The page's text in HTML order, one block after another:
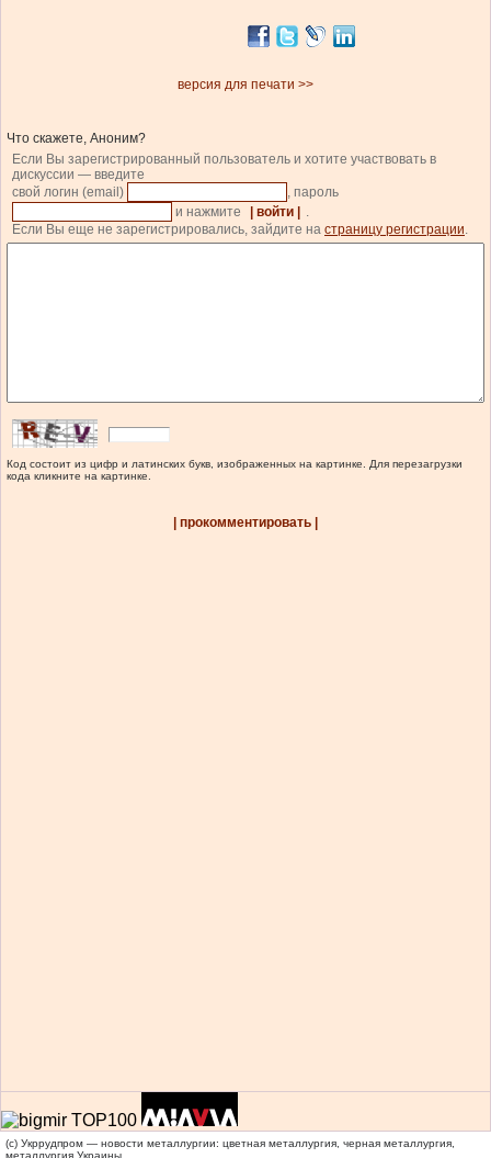
версия для печати >>
Что скажете, Аноним?
Если Вы зарегистрированный пользователь и хотите участвовать в
дискуссии — введите
свой логин (email)
, пароль
и нажмите
| войти |
.
Если Вы еще не зарегистрировались, зайдите на страницу регистрации.
Код состоит из цифр и латинских букв, изображенных на картинке. Для перезагрузки
кода кликните на картинке.
| прокомментировать |
(c) Укррудпром — новости металлургии: цветная металлургия, черная металлургия,